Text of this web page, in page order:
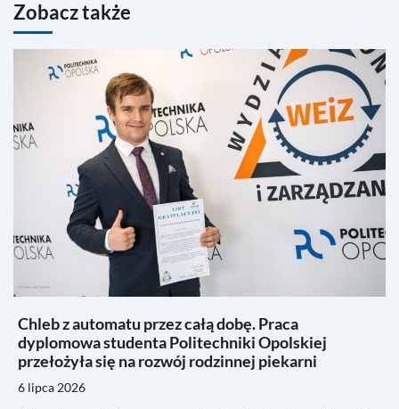
Zobacz także
Chleb z automatu przez całą dobę. Praca
dyplomowa studenta Politechniki Opolskiej
przełożyła się na rozwój rodzinnej piekarni
6 lipca 2026